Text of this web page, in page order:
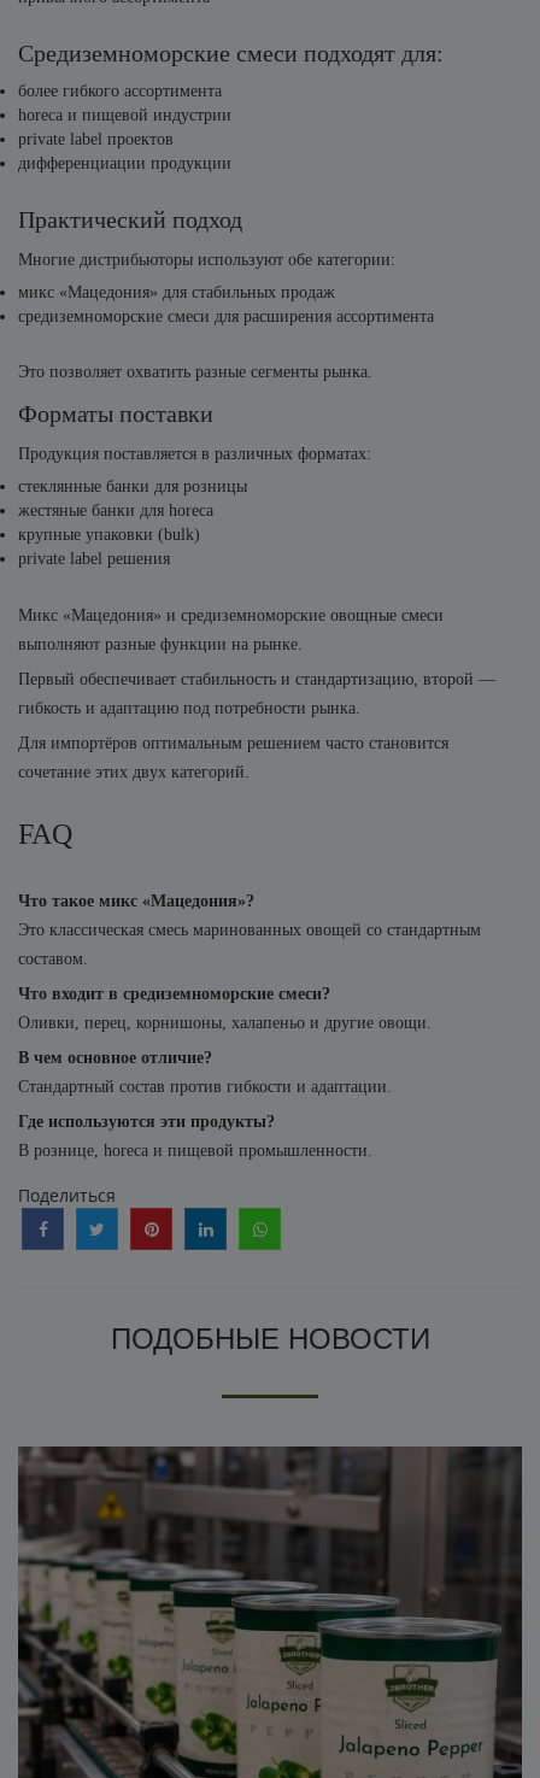
Средиземноморские смеси подходят для:
более гибкого ассортимента
horeca и пищевой индустрии
private label проектов
дифференциации продукции
Практический подход
Многие дистрибьюторы используют обе категории:
микс «Мацедония» для стабильных продаж
средиземноморские смеси для расширения ассортимента
Это позволяет охватить разные сегменты рынка.
Форматы поставки
Продукция поставляется в различных форматах:
стеклянные банки для розницы
жестяные банки для horeca
крупные упаковки (bulk)
private label решения
Микс «Мацедония» и средиземноморские овощные смеси
выполняют разные функции на рынке.
Первый обеспечивает стабильность и стандартизацию, второй —
гибкость и адаптацию под потребности рынка.
Для импортёров оптимальным решением часто становится
сочетание этих двух категорий.
FAQ
Что такое микс «Мацедония»?
Это классическая смесь маринованных овощей со стандартным
составом.
Что входит в средиземноморские смеси?
Оливки, перец, корнишоны, халапеньо и другие овощи.
В чем основное отличие?
Стандартный состав против гибкости и адаптации.
Где используются эти продукты?
В рознице, horeca и пищевой промышленности.
Поделиться
ПОДОБНЫЕ НОВОСТИ